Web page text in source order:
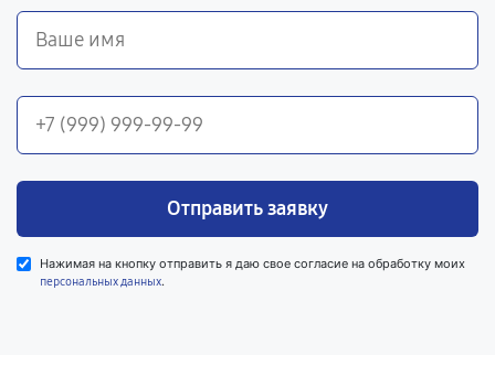
Отправить заявку
Нажимая на кнопку отправить я даю свое согласие на обработку моих
персональных данных.